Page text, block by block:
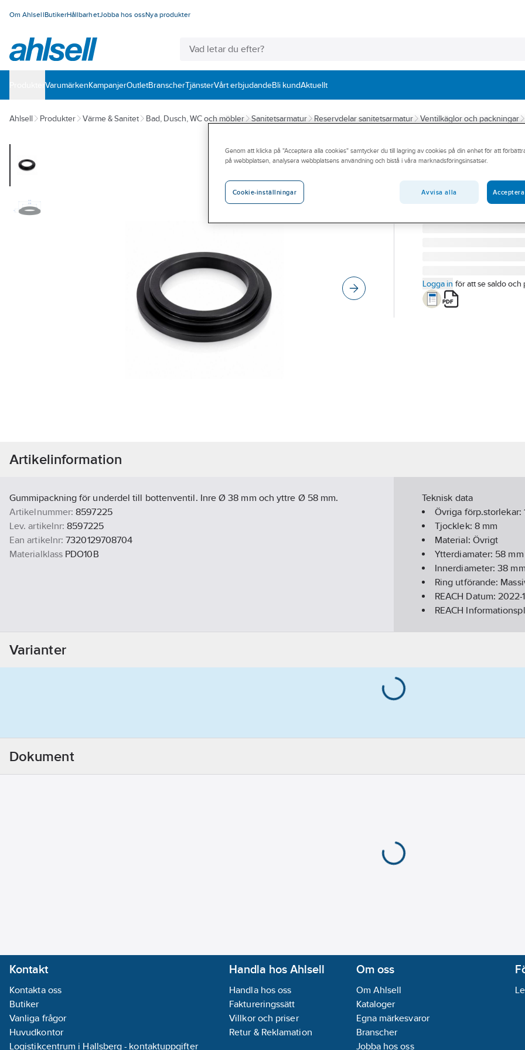
Om AhlsellButikerHållbarhetJobba hos ossNya produkter
VarumärkenKampanjerOutletBranscherTjänsterVårt erbjudandeBli kundAktuellt
Ahlsell Produkter Värme & Sanitet Bad, Dusch, WC och möbler Sanitetsarmatur Reservdelar sanitetsarmatur Ventilkäglor och packningar
TRIO
Gummipackning,
TRIO GUMMIPACK.
Artikelnummer:
8597225
8597225
Logga in för att se saldo och
Artikelinformation
Gummipackning för underdel till bottenventil. Inre Ø 38 mm och yttre Ø 58 mm.
Artikelnummer: 8597225
Lev. artikelnr: 8597225
Ean artikelnr: 7320129708704
Materialklass PDO10B
Teknisk data
Övriga förp.storlekar:
Tjocklek: 8mm
Material: Övrigt
Ytterdiamater: 58 mm
Innerdiameter:38 mm
Ring utförande:
REACH Datum:2022-
REACH
Varianter
Dokument
Kontakt
Kontakta oss
Butiker
Vanliga frågor
Huvudkontor
Logistikcentrum i Hallsberg - kontaktuppgifter
Handla hos Ahlsell
Handla hos oss
Faktureringssätt
Villkor och priser
Retur & Reklamation
Om oss
Om Ahlsell
Kataloger
Egna märkesvaror
Branscher
Jobba hos oss
Genom att klicka på "Acceptera alla cookies" samtycker du till lagring av cookies på din enhet för att
på webbplatsen, analysera webbplatsens användning och bistå i våra marknadsföringsinsatser.
Cookie-inställningar Avvisa alla